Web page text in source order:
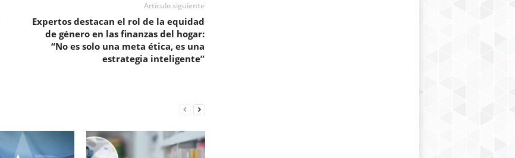
Artículo siguiente
Expertos destacan el rol de la equidad
de género en las finanzas del hogar:
“No es solo una meta ética, es una
estrategia inteligente”